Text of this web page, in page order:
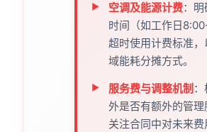
空调及能源计费：明
时间（如工作日
超时使用计费标准
域能耗分摊方式。
服务费与调整机制
外是否有额外的管
关注合同中对未来